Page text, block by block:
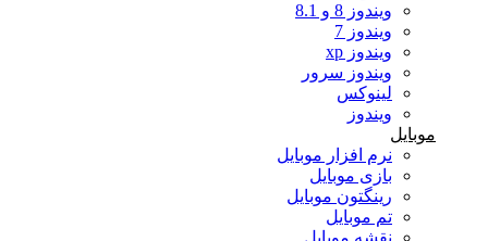
ویندوز 8 و 8.1
ویندوز 7
ویندوز xp
ویندوز سرور
لینوکس
ویندوز
نرم افزار موبایل
بازی موبایل
رینگتون موبایل
تم موبایل
نقشه موبایل